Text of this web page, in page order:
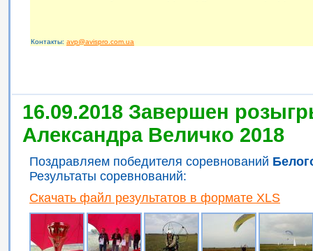
Контакты: avp@avispro.com.ua
16.09.2018 Завершен
Александра Величко 2018
Поздравляем победителя соревнований
Результаты соревнований:
Скачать файл результатов в формате XLS